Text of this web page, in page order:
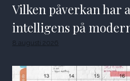
Vilken påverkan har
intelligens på
8 augusti 2026